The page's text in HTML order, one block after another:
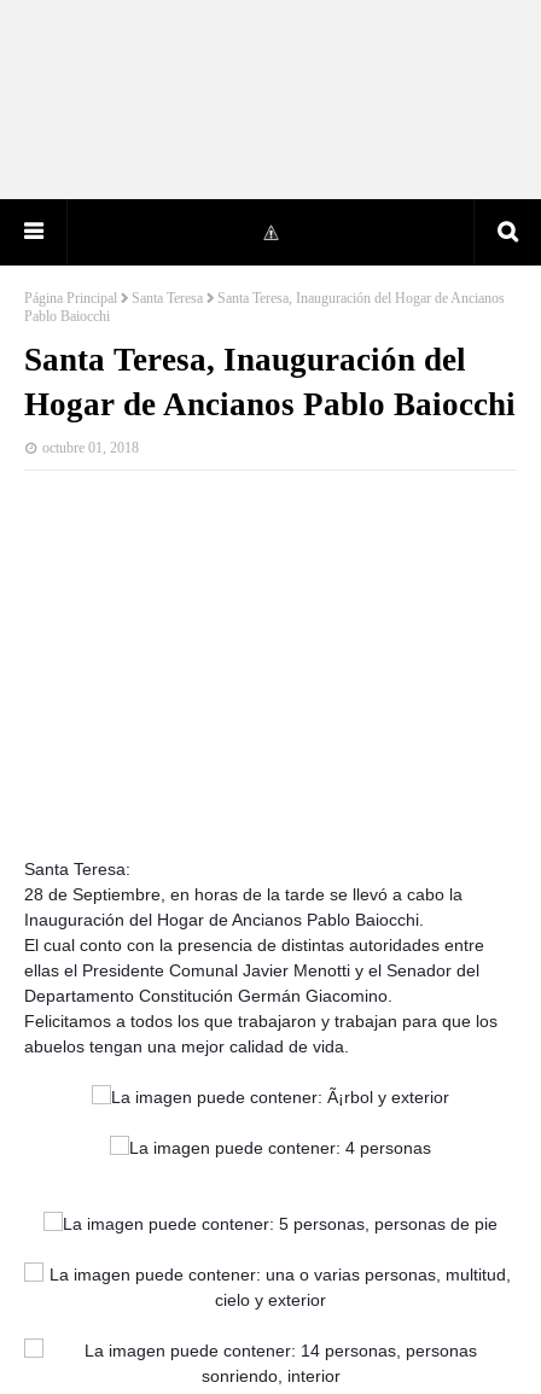
Página Principal Santa Teresa
Santa Teresa, Inauguración del Hogar de Ancianos
Pablo Baiocchi
Santa Teresa, Inauguración del
Hogar de Ancianos Pablo Baiocchi
octubre 01, 2018
Santa Teresa:
28 de Septiembre, en horas de la tarde se llevó a cabo la
Inauguración del Hogar de Ancianos Pablo Baiocchi.
El cual conto con la presencia de distintas autoridades entre
ellas el Presidente Comunal Javier Menotti y el Senador del
Departamento Constitución Germán Giacomino.
Felicitamos a todos los que trabajaron y trabajan para que los
abuelos tengan una mejor calidad de vida.